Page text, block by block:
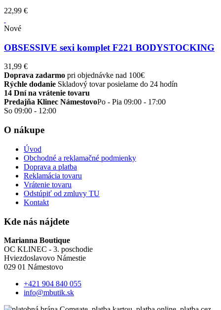
22,99 €
Nové
OBSESSIVE sexi komplet F221 BODYSTOCKING
31,99 €
Doprava zadarmo pri objednávke nad 100€
Rýchle dodanie Skladový tovar posielame do 24 hodín
14 Dní na vrátenie tovaru
Predajňa Klinec NámestovoPo - Pia 09:00 - 17:00
So 09:00 - 12:00
O nákupe
Úvod
Obchodné a reklamačné podmienky
Doprava a platba
Reklamácia tovaru
Vrátenie tovaru
Odstúpiť od zmluvy TU
Kontakt
Kde nás nájdete
Marianna Boutique
OC KLINEC - 3. poschodie
Hviezdoslavovo Námestie
029 01 Námestovo
+421 904 840 055
info@mbutik.sk